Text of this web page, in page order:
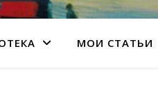
МОИ СТАТЬИ